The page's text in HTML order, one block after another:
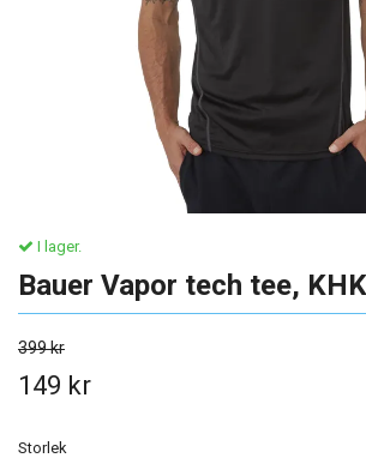
I lager.
Bauer Vapor tech tee,
399 kr
149 kr
Storlek